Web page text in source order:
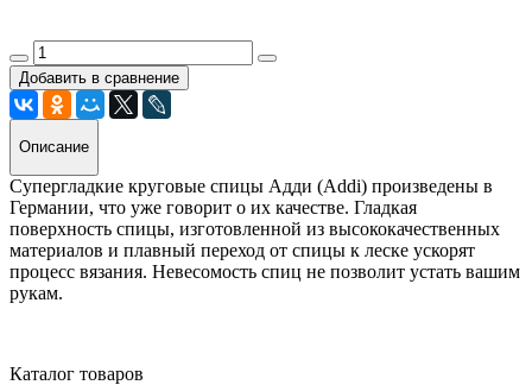
Добавить в сравнение
Описание
Супергладкие круговые спицы Адди (Addi) произведены в
Германии, что уже говорит о их качестве. Гладкая
поверхность спицы, изготовленной из высококачественных
материалов и плавный переход от спицы к леске ускорят
процесс вязания. Невесомость спиц не позволит устать вашим
рукам.
Каталог товаров